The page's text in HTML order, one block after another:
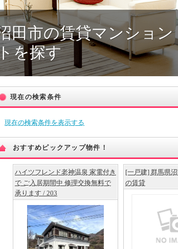
田市の賃貸マンション
を探す
現在の検索条件
現在の検索条件を表示する
おすすめピックアップ物件！
ハイツフレンド老神温泉 家電付き
で ご入居期間中 修理交換無料で
承ります / 203
[一戸建] 群馬県
の賃貸